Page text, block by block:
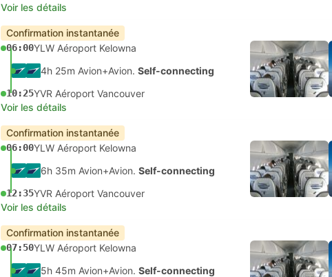
Voir les détails
Confirmation instantanée
06:00YLW Aéroport Kelowna
4h 25m Avion+Avion. Self-connecting
10:25YVR Aéroport Vancouver
Voir les détails
Confirmation instantanée
06:00YLW Aéroport Kelowna
6h 35m Avion+Avion. Self-connecting
12:35YVR Aéroport Vancouver
Voir les détails
Confirmation instantanée
07:50YLW Aéroport Kelowna
5h 45m Avion+Avion. Self-connecting